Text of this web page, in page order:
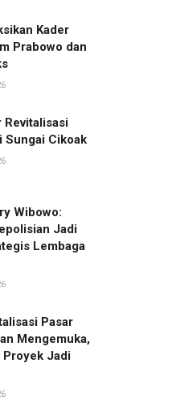
Kader
Prabowo dan
Revitalisasi
Sungai Cikoak
Wibowo:
Jadi
Lembaga
Pasar
Mengemuka,
Proyek Jadi